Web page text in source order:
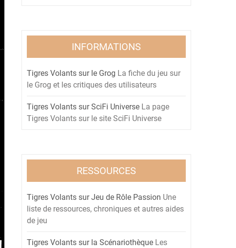
INFORMATIONS
Tigres Volants sur le Grog La fiche du jeu sur
le Grog et les critiques des utilisateurs
Tigres Volants sur SciFi Universe La page
Tigres Volants sur le site SciFi Universe
RESSOURCES
Tigres Volants sur Jeu de Rôle Passion Une
liste de ressources, chroniques et autres aides
de jeu
Tigres Volants sur la Scénariothèque Les